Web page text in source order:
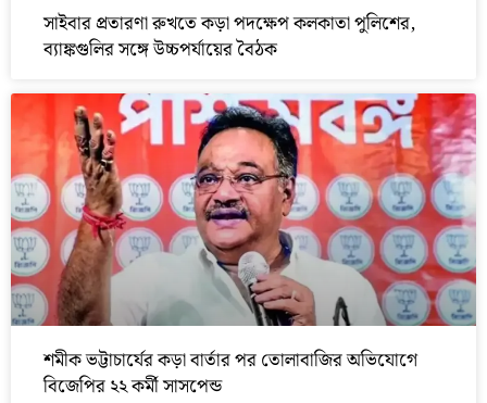
সাইবার প্রতারণা রুখতে কড়া পদক্ষেপ কলকাতা পুলিশের,
ব্যাঙ্কগুলির সঙ্গে উচ্চপর্যায়ের বৈঠক
শমীক ভট্টাচার্যের কড়া বার্তার পর তোলাবাজির অভিযোগে
বিজেপির ২২ কর্মী সাসপেন্ড